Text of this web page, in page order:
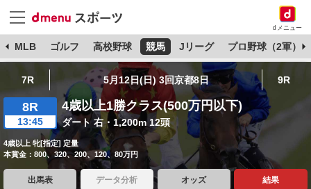
dメニュー
MLB ゴルフ 高校野球 競馬 Jリーグ プロ野球（2軍）
7R 5月12日(日) 3回京都8日 9R
8R
13:45
4歳以上1勝クラス(500万円以下)
ダート 右・1,200m 12頭
4歳以上 牝[指定] 定量
本賞金：800、320、200、120、80万円
出馬表 データ分析 オッズ 結果